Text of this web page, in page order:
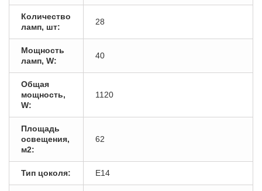
Количество
ламп, шт:
28
Мощность
ламп, W:
40
Общая
мощность,
W:
1120
Площадь
освещения,
м2:
62
Тип цоколя: E14